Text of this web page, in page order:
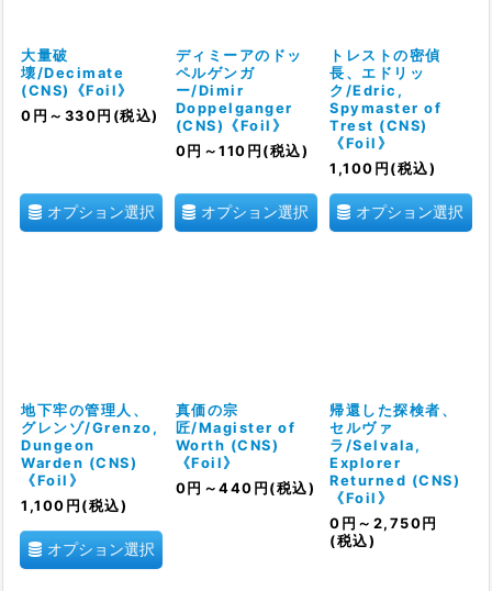
大量破
壊/Decimate
(CNS)《Foil》
0 円 ～330 円 (税込)
オプション選択
ディミーアのドッ
ペルゲンガ
ー/Dimir
Doppelganger
(CNS)《Foil》
0 円 ～110 円 (税込)
オプション選択
トレストの密偵
長、エドリッ
ク/Edric,
Spymaster of
Trest (CNS)
《Foil》
1,100 円 (税込)
オプション選択
地下牢の管理人、
グレンゾ/Grenzo,
Dungeon
Warden (CNS)
《Foil》
1,100 円 (税込)
オプション選択
真価の宗
匠/Magister of
Worth (CNS)
《Foil》
0 円 ～440 円 (税込)
帰還した探検者、
セルヴァ
ラ/Selvala,
Explorer
Returned (CNS)
《Foil》
0 円 ～2,750 円
(税込)